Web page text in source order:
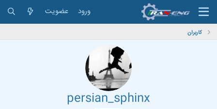
ورود عضویت
کاربران
persian_sphinx